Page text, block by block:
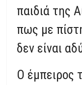
παιδιά της
πως με
δεν είναι
Ο έμπειρος